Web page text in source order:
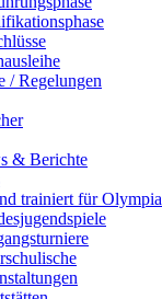
/ Regelungen
& Berichte
trainiert für Olympia